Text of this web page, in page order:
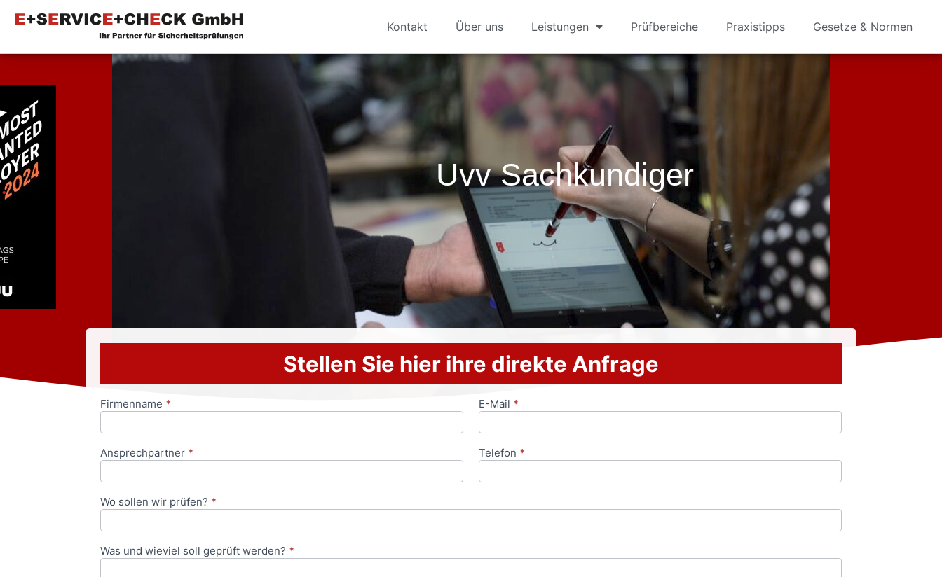
Kontakt Über uns Leistungen Prüfbereiche Praxistipps Gesetze & Normen
Uvv Sachkundiger
Stellen Sie hier ihre direkte Anfrage
Anfrageformular
Firmenname * E-Mail *
Ansprechpartner * Telefon *
Wo sollen wir prüfen? *
Was und wieviel soll geprüft werden? *